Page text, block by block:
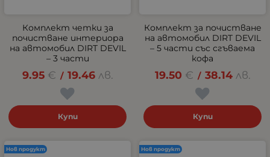
Комплект четки за
почистване интериора
на автомобил DIRT DEVIL
– 3 части
9.95 € / 19.46 лв.
Купи
Комплект за почистване
на автомобил DIRT DEVIL
– 5 части със сгъваема
кофа
19.50 € / 38.14 лв.
Купи
Нов продукт Нов продукт